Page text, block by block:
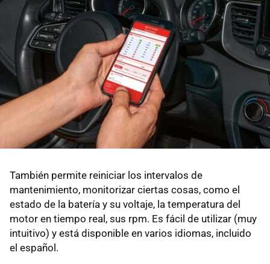
También permite reiniciar los intervalos de
mantenimiento, monitorizar ciertas cosas, como el
estado de la batería y su voltaje, la temperatura del
motor en tiempo real, sus rpm. Es fácil de utilizar (muy
intuitivo) y está disponible en varios idiomas, incluido
el español.